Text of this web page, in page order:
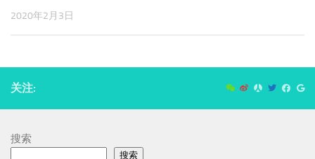
2020年2月3日
关注:
搜索
搜索